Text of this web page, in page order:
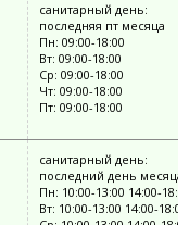
санитарный день:
последняя пт месяца
Пн: 09:00-18:00
Вт: 09:00-18:00
Ср: 09:00-18:00
Чт: 09:00-18:00
Пт: 09:00-18:00
санитарный день:
последний день месяца
Пн: 10:00-13:00 14:00-
Вт: 10:00-13:00 14:00-18:00